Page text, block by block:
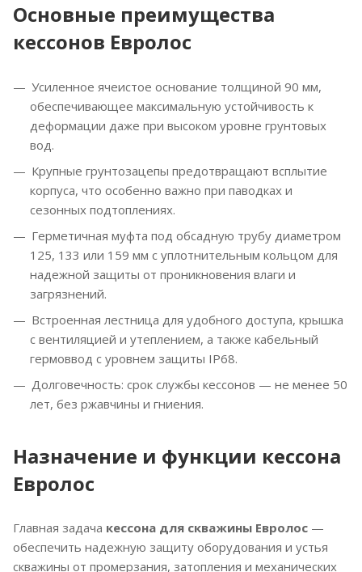
Основные преимущества
кессонов Евролос
Усиленное ячеистое основание толщиной 90 мм,
обеспечивающее максимальную устойчивость к
деформации даже при высоком уровне грунтовых
вод.
Крупные грунтозацепы предотвращают всплытие
корпуса, что особенно важно при паводках и
сезонных подтоплениях.
Герметичная муфта под обсадную трубу диаметром
125, 133 или 159 мм с уплотнительным кольцом для
надежной защиты от проникновения влаги и
загрязнений.
Встроенная лестница для удобного доступа, крышка
с вентиляцией и утеплением, а также кабельный
гермоввод с уровнем защиты IP68.
Долговечность: срок службы кессонов — не менее 50
лет, без ржавчины и гниения.
Назначение и функции кессона
Евролос
Главная задача кессона для скважины Евролос —
обеспечить надежную защиту оборудования и устья
скважины от промерзания, затопления и механических